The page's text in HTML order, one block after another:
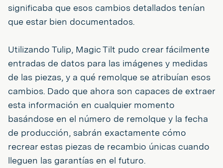
significaba que esos cambios detallados tenían
que estar bien documentados.
Utilizando Tulip, Magic Tilt pudo crear fácilmente
entradas de datos para las imágenes y medidas
de las piezas, y a qué remolque se atribuían esos
cambios. Dado que ahora son capaces de extraer
esta información en cualquier momento
basándose en el número de remolque y la fecha
de producción, sabrán exactamente cómo
recrear estas piezas de recambio únicas cuando
lleguen las garantías en el futuro.